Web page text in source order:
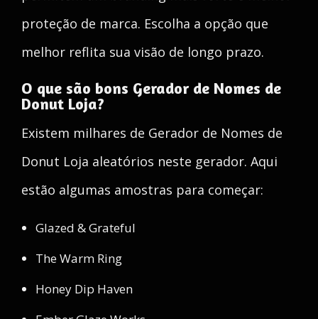
proteção de marca. Escolha a opção que
melhor reflita sua visão de longo prazo.
O que são bons Gerador de Nomes de
Donut Loja?
Existem milhares de Gerador de Nomes de
Donut Loja aleatórios neste gerador. Aqui
estão algumas amostras para começar:
Glazed & Grateful
The Warm Ring
Honey Dip Haven